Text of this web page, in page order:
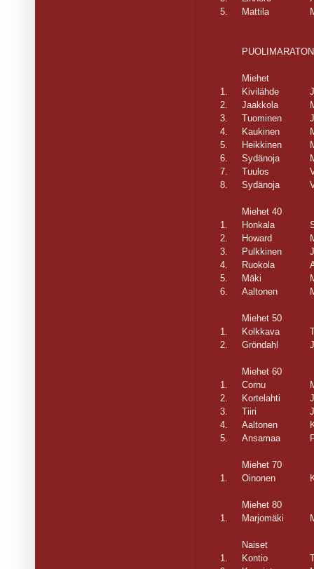
5.
Mattila
PUOLIMARATON
Miehet
1.
Kivilähde
2.
Jaakkola
3.
Tuominen
4.
Kaukinen
5.
Heikkinen
6.
Sydänoja
7.
Tuulos
8.
Sydänoja
Miehet 40
1.
Honkala
2.
Howard
3.
Pulkkinen
4.
Ruokola
5.
Mäki
6.
Aaltonen
Miehet 50
1.
Kolkkava
2.
Gröndahl
Miehet 60
1.
Cornu
2.
Kortelahti
3.
Tiiri
4.
Aaltonen
5.
Ansamaa
Miehet 70
1.
Oinonen
Miehet 80
1.
Marjomäki
Naiset
1.
Kontio